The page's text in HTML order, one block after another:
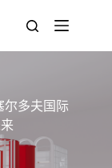
尔多夫国际